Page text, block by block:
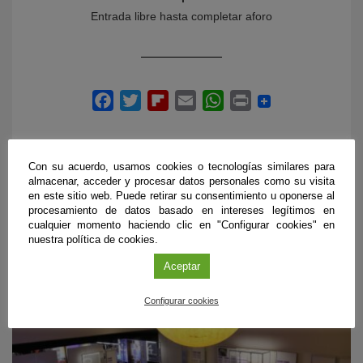
Entrada libre hasta completar aforo
PRÓXIMOS EVENTOS
Con su acuerdo, usamos cookies o tecnologías similares para
almacenar, acceder y procesar datos personales como su visita
en este sitio web. Puede retirar su consentimiento u oponerse al
procesamiento de datos basado en intereses legítimos en
cualquier momento haciendo clic en "Configurar cookies" en
nuestra política de cookies.
Aceptar
Configurar cookies